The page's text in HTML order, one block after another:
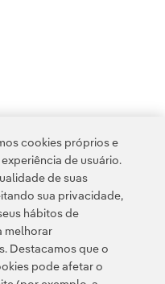
com um
com um
comprometidos
Informação legal
Configuração de cookies
cookies próprios e
de usuário.
de suas
sua privacidade,
hábitos de
melhorar
Destacamos que o
pode afetar o